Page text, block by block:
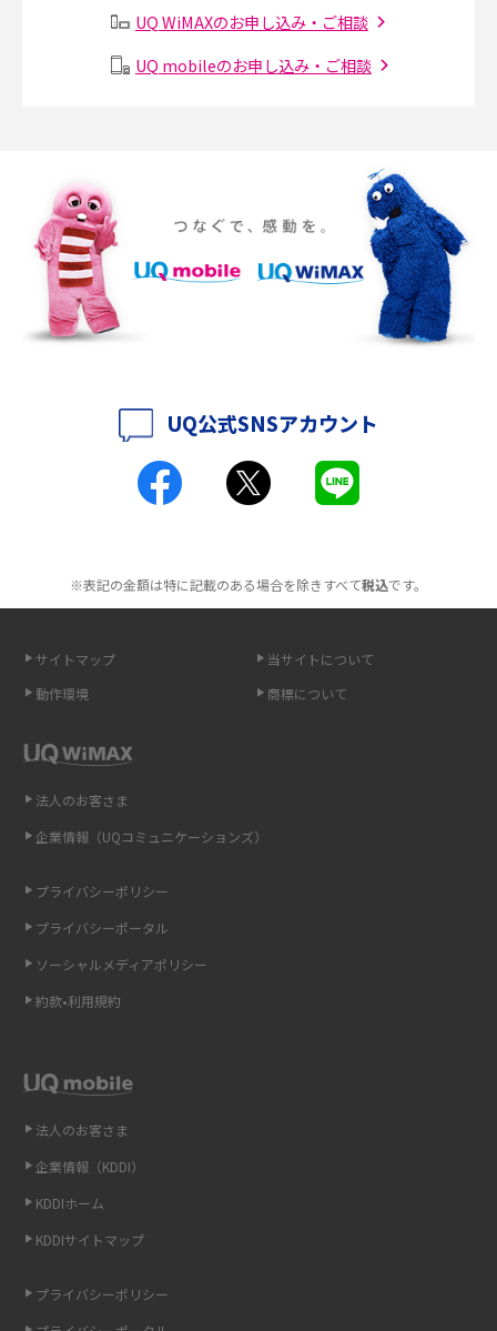
メッシュWi-Fiとは？仕組みやメリット・デメリット、中継機との違いを解
ポケット型Wi-Fiをレンタルするメリットとは？選び方や向いている方の特
徴も紹介
持ち運びできるポケット型Wi-Fiのおススメの選び方は？メリット・デメリ
ットも紹介
ポケット型Wi-Fiとは？通信の仕組みやメリット・デメリットを解説
工事不要！置くだけWi-Fiの特徴は？メリット・デメリットや選び方を解説
介
ポケット型Wi-Fi（モバイルWi-Fi）とは？おススメする方の特徴や選び方を
点も解説
ギガバイト（GB）とは？1GBの目安やギガが足りない時の対処法を紹介
Wi-Fi 6とは？Wi-Fi 5との違いやメリットと注意点、規格の種類も解説
光ファイバーとは？仕組みやメリット・デメリットを初心者向けにわかり
やすく解説
ストリーミング再生とは？ダウンロードとの違いやメリット・デメリット
UQ WiMAXのお申し込み・ご相談
UQ mobileのお申し込み・ご相談
UQ公式SNSアカウント
※表記の金額は特に記載のある場合を除きすべて税込です。
サイトマップ
当サイトについて
動作環境
商標について
法人のお客さま
企業情報（KDDI）
KDDIホーム
KDDIサイトマップ
プライバシーポリシー
法人のお客さま
企業情報（UQコミュニケーションズ）
プライバシーポリシー
プライバシーポータル
ソーシャルメディアポリシー
約款•利用規約